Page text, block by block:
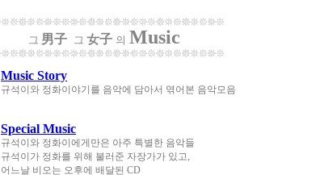
그 男子 그 女子 의 Music
Music Story
규석이와 정화이야기를 음악에 담아서 엮어본 음악모음
Special Music
규석이와 정화이에게만은 아주 특별한 음악들
규석이가 정화를 위해 불러준 자장가가 있고,
어느날 비오는 오후에 배달된 CD